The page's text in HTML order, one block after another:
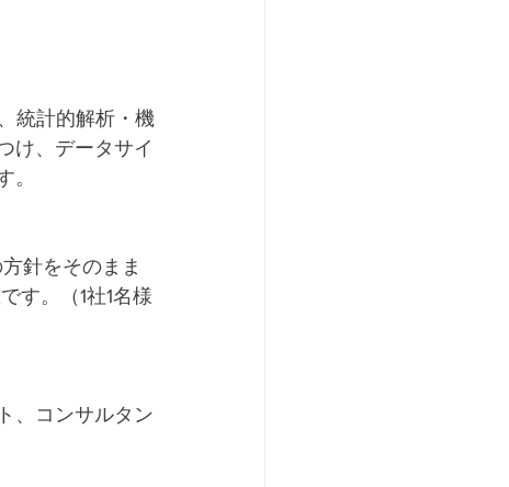
統計的解析・機
け、データサイ
。
針をそのまま
す。​（1社1名様
、コンサルタン